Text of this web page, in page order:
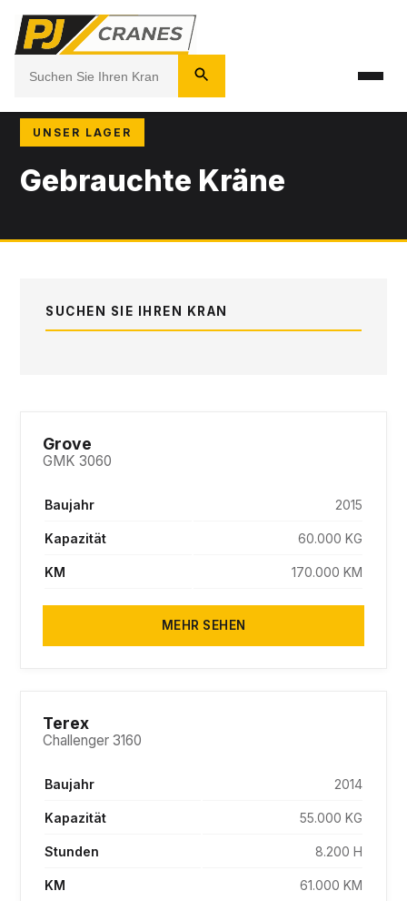
UNSER LAGER
Gebrauchte Kräne
SUCHEN SIE IHREN KRAN
Grove
GMK 3060
Baujahr 2015
Kapazität 60.000 KG
KM 170.000 KM
MEHR SEHEN
Terex
Challenger 3160
Baujahr 2014
Kapazität 55.000 KG
Stunden 8.200 H
KM 61.000 KM